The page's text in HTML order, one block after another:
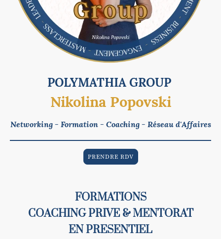
POLYMATHIA GROUP
Nikolina Popovski
Networking - Formation - Coaching - Réseau d'Affaires
PRENDRE RDV
FORMATIONS
COACHING PRIVE & MENTORAT
EN PRESENTIEL